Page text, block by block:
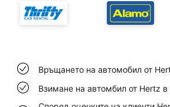
Връщането на автомобил от
Взимане на автомбил от Hertz